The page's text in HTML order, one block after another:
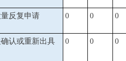
反复申请 0 0 0
认或重新出具
0 0 0